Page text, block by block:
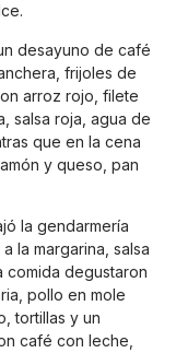
desayuno de café
frijoles de
arroz rojo, filete
salsa roja, agua de
que en la cena
y queso, pan
la gendarmería
la margarina, salsa
comida degustaron
pollo en mole
tortillas y un
café con leche,